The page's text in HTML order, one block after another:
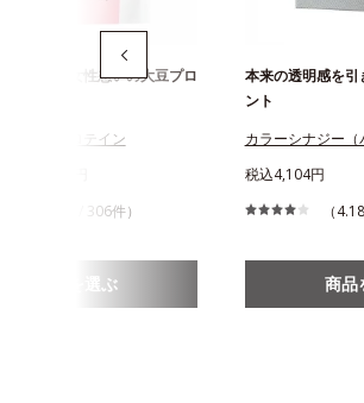
味登場！女性想いの大豆プロ
リードプロテイン
（4.14 / 306件）
商品を選ぶ
本来の透明感を
ント
カラーシナジー（
税込4,104円
（
商品